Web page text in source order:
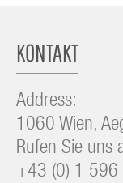
KONTAKT
Address:
1060 Wien,
Rufen Sie uns
+43 (0) 1 596